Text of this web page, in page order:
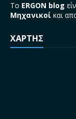
Το ERGON blog
Μηχανικοί και
ΧΑΡΤΗΣ